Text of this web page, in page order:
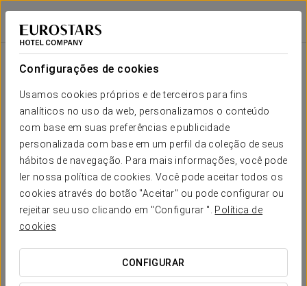
Configurações de cookies
Usamos cookies próprios e de terceiros para fins
analíticos no uso da web, personalizamos o conteúdo
com base em suas preferências e publicidade
personalizada com base em um perfil da coleção de seus
hábitos de navegação. Para mais informações, você pode
ler nossa política de cookies. Você pode aceitar todos os
cookies através do botão "Aceitar" ou pode configurar ou
rejeitar seu uso clicando em "Configurar ". Política de
cookies
CONFIGURAR
Áurea Ana Palace Hotel
BUDAPESTE
Restauração